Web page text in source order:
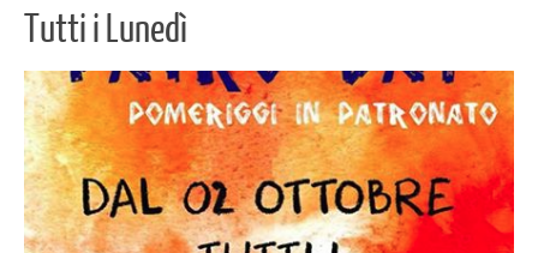
Tutti i Lunedì